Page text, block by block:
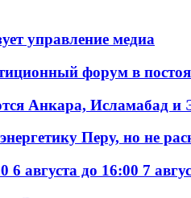
управление медиа
форум в
Анкара, Исламабад и
Перу, но не
августа до 16:00 7